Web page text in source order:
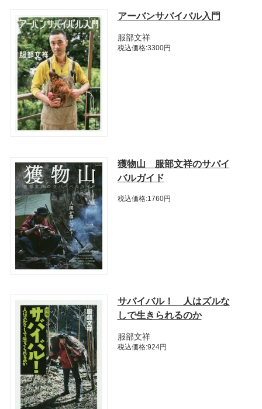
アーバンサバイバル入門
服部文祥
税込価格:3300円
獲物山 服部文祥のサバイ
バルガイド
税込価格:1760円
サバイバル！ 人はズルな
しで生きられるのか
服部文祥
税込価格:924円